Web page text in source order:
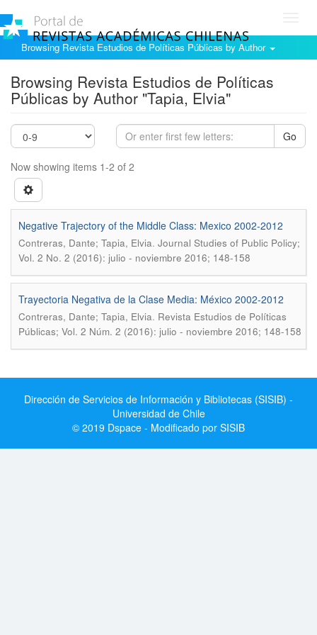
Browsing Revista Estudios de Políticas Públicas by Author
Browsing Revista Estudios de Políticas
Públicas by Author "Tapia, Elvia"
Go
Now showing items 1-2 of 2
Negative Trajectory of the Middle Class: Mexico 2002-2012
Contreras, Dante; Tapia, Elvia. Journal Studies of Public Policy;
Vol. 2 No. 2 (2016): julio - noviembre 2016; 148-158
Trayectoria Negativa de la Clase Media: México 2002-2012
Contreras, Dante; Tapia, Elvia. Revista Estudios de Políticas
Públicas; Vol. 2 Núm. 2 (2016): julio - noviembre 2016; 148-158
Dirección de Servicios de Información y Bibliotecas (SISIB) -
Universidad de Chile
© 2019 Dspace - Modificado por SISIB